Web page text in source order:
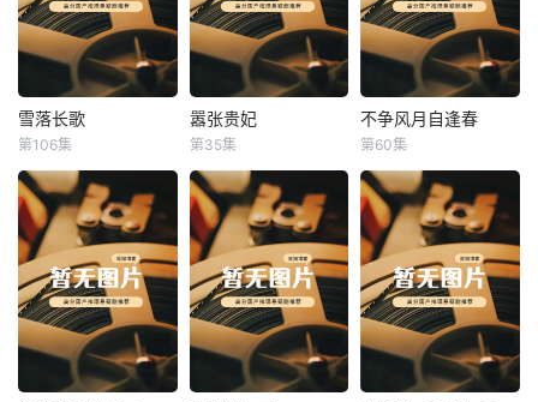
雪落长歌
雪落长歌
第106集
嚣张贵妃
嚣张贵妃
第35集
不争风月自逢春
不争风月自逢春
第60集